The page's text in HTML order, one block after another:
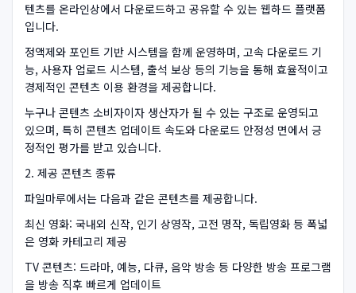
텐츠를 온라인상에서 다운로드하고 공유할 수 있는 웹하드 플랫폼
입니다.
정액제와 포인트 기반 시스템을 함께 운영하며, 고속 다운로드 기
능, 사용자 업로드 시스템, 출석 보상 등의 기능을 통해 효율적이고
경제적인 콘텐츠 이용 환경을 제공합니다.
누구나 콘텐츠 소비자이자 생산자가 될 수 있는 구조로 운영되고
있으며, 특히 콘텐츠 업데이트 속도와 다운로드 안정성 면에서 긍
정적인 평가를 받고 있습니다.
2. 제공 콘텐츠 종류
파일마루에서는 다음과 같은 콘텐츠를 제공합니다.
최신 영화: 국내외 신작, 인기 상영작, 고전 명작, 독립영화 등 폭넓
은 영화 카테고리 제공
TV 콘텐츠: 드라마, 예능, 다큐, 음악 방송 등 다양한 방송 프로그램
을 방송 직후 빠르게 업데이트